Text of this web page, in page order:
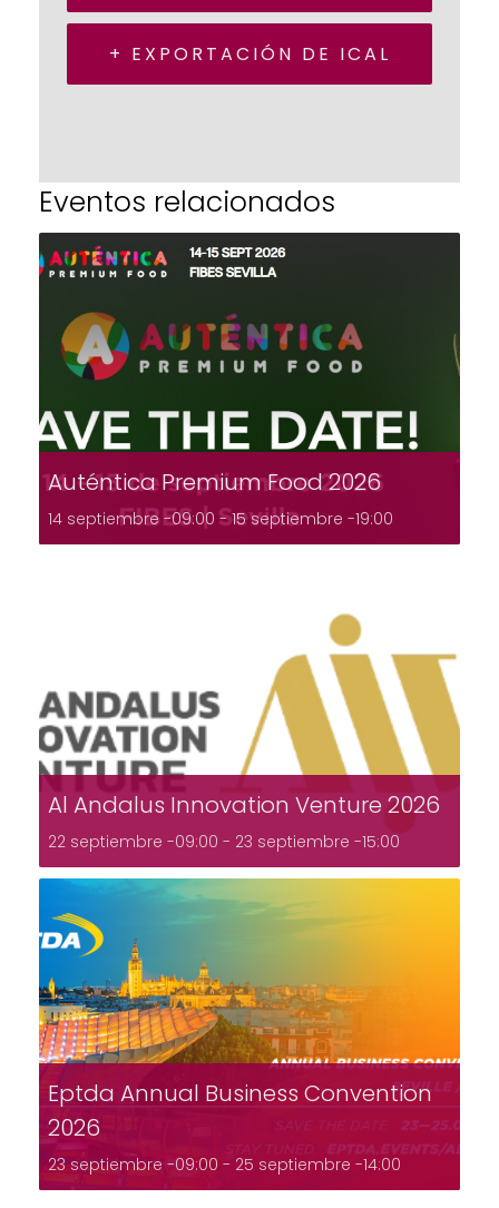
+ EXPORTACIÓN DE ICAL
Eventos relacionados
Auténtica Premium Food 2026
14 septiembre -09:00 -15 septiembre -19:00
Al Andalus Innovation Venture 2026
22 septiembre -09:00 - 23 septiembre -15:00
Eptda Annual Business Convention
2026
23 septiembre -09:00 - 25 septiembre -14:00